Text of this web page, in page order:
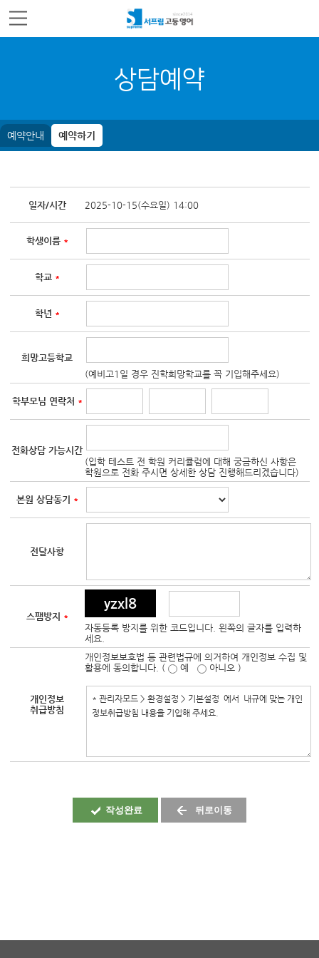
상담예약
예약안내 예약하기
일자/시간 2025-10-15(수요일) 14:00
학생이름 *
학교 *
학년 *
희망고등학교
(예비고1일 경우 진학희망학교를 꼭 기입해주세요)
학부모님 연락처 *
전화상담 가능시간
(입학 테스트 전 학원 커리큘럼에 대해 궁금하신 사항은
학원으로 전화 주시면 상세한 상담 진행해드리겠습니다)
본원 상담동기 *
전달사항
스팸방지 *
yzxl8
자동등록 방지를 위한 코드입니다. 왼쪽의 글자를 입력하
세요.
개인정보
취급방침
개인정보보호법 등 관련법규에 의거하여 개인정보 수집 및
활용에 동의합니다. (
예 아니오 )
작성완료 뒤로이동